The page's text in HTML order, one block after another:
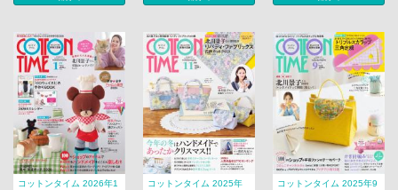
コットンタイム 2026年1
コットンタイム 2025年
コットンタイム 2025年9